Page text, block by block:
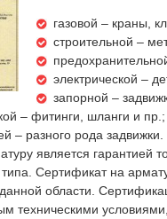
газовой – краны,
строительной –
электрической –
запорной –
– фитинги, шланги и пр.;
– разного рода задвижки.
является гарантией
типа. Сертификат на
области.
техническими